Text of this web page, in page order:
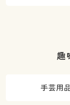
趣
手芸用